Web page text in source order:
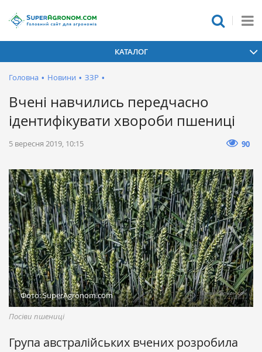
КАТАЛОГ
Головна • Новини • ЗЗР •
Вчені навчились передчасно
ідентифікувати хвороби пшениці
5 вересня 2019, 10:15 90
Фото: SuperAgronom.com
Посіви пшениці
Група австралійських вчених розробила